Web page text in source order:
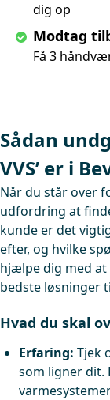
dig op
Modtag
Få 3
Sådan
VVS’ er i
Når du står over
udfordring at
kunde er det
efter, og hvilke
hjælpe dig med at
bedste løsninger
Hvad du skal
Erfaring: Tjek
som ligner dit.